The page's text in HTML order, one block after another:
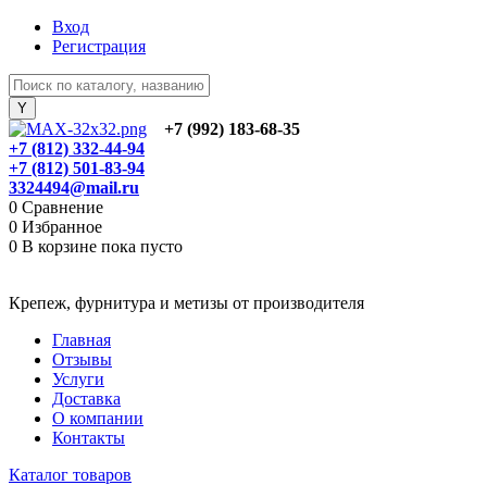
Вход
Регистрация
+7 (992) 183-68-35
+7 (812) 332-44-94
+7 (812) 501-83-94
3324494@mail.ru
0 Сравнение
0 Избранное
0 В корзине пока пусто
Крепеж, фурнитура и метизы от производителя
Главная
Отзывы
Услуги
Доставка
О компании
Контакты
Каталог товаров